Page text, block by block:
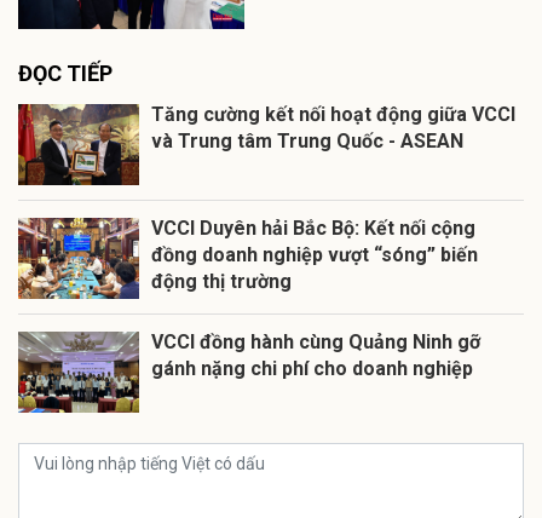
ĐỌC TIẾP
Tăng cường kết nối hoạt động giữa VCCI
và Trung tâm Trung Quốc - ASEAN
VCCI Duyên hải Bắc Bộ: Kết nối cộng
đồng doanh nghiệp vượt “sóng” biến
động thị trường
VCCI đồng hành cùng Quảng Ninh gỡ
gánh nặng chi phí cho doanh nghiệp